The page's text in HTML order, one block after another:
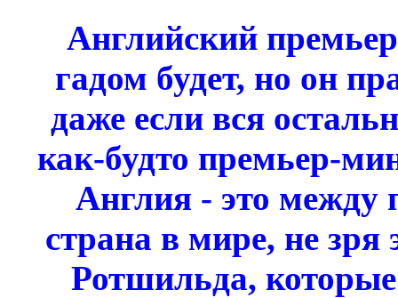
Английский
гадом будет, но он
даже если вся
как-будто премьер-
Англия - это между
страна в мире, не
Ротшильда,